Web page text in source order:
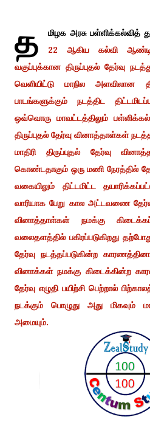
த
மிழக அரசு பள்ளிக்கல்வித்
22 ஆகிய கல்வி
வகுப்புக்கான திருப்புதல் தேர்வு
வெளியிட்டு மாநில அளவிலான
பாடங்களுக்கும் நடத்திட
ஒவ்வொரு மாவட்டத்திலும்
திருப்புதல் தேர்வு வினாத்தாள்கள்
மாதிரி திருப்புதல் தேர்வு
கொண்டதாகும் ஒரு மணி நேரத்தில்
வகையிலும் திட்டமிட்ட
வாரியாக பேறு கால அட்டவணை
வினாத்தாள்கள் நமக்கு
வலைதளத்தில் பகிரப்படுகிறது
தேர்வு நடத்தப்படுகின்ற
வினாக்கள் நமக்கு கிடைக்கின்ற
தேர்வு எழுதி பயிற்சி பெற்றால்
நடக்கும் பொழுது அது மிகவும்
அமையும்.